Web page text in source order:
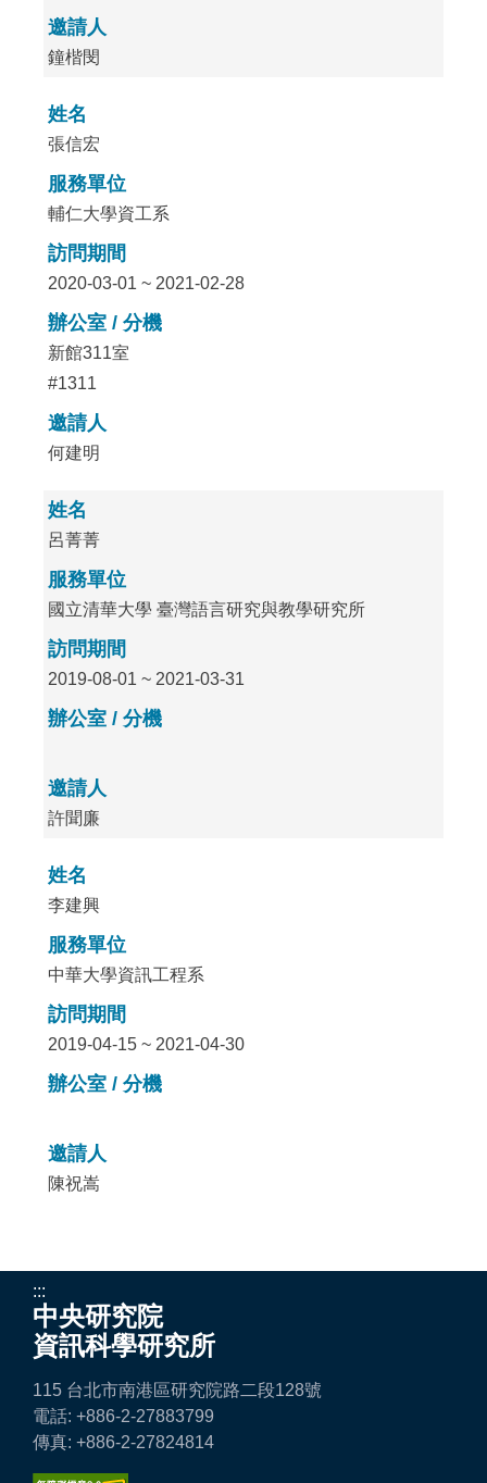
邀請人
鐘楷閔
姓名
張信宏
服務單位
輔仁大學資工系
訪問期間
2020-03-01 ~ 2021-02-28
辦公室 / 分機
新館311室
#1311
邀請人
何建明
姓名
呂菁菁
服務單位
國立清華大學 臺灣語言研究與教學研究所
訪問期間
2019-08-01 ~ 2021-03-31
辦公室 / 分機
邀請人
許聞廉
姓名
李建興
服務單位
中華大學資訊工程系
訪問期間
2019-04-15 ~ 2021-04-30
辦公室 / 分機
邀請人
陳祝嵩
:::
中央研究院
資訊科學研究所
115 台北市南港區研究院路二段128號
電話: +886-2-27883799
傳真: +886-2-27824814